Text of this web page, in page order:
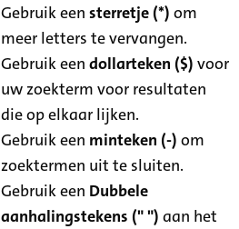
Gebruik eensterretje (*) om
meer letters te vervangen.
Gebruik eendollarteken ($) voor
uw zoekterm voor resultaten
die op elkaar lijken.
Gebruik een minteken (-) om
zoektermen uit te sluiten.
Gebruik een Dubbele
aanhalingstekens (" ") aan het